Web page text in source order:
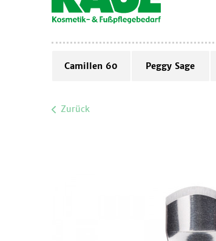
Camillen 60 Peggy Sage
Zurück